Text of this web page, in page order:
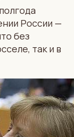
России —
без
так и в